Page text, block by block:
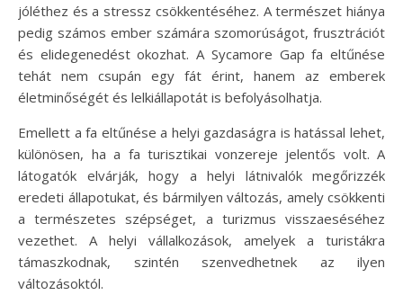
jóléthez és a stressz csökkentéséhez. A természet hiánya
pedig számos ember számára szomorúságot, frusztrációt
és elidegenedést okozhat. A Sycamore Gap fa eltűnése
tehát nem csupán egy fát érint, hanem az emberek
életminőségét és lelkiállapotát is befolyásolhatja.
Emellett a fa eltűnése a helyi gazdaságra is hatással lehet,
különösen, ha a fa turisztikai vonzereje jelentős volt. A
látogatók elvárják, hogy a helyi látnivalók megőrizzék
eredeti állapotukat, és bármilyen változás, amely csökkenti
a természetes szépséget, a turizmus visszaeséséhez
vezethet. A helyi vállalkozások, amelyek a turistákra
támaszkodnak, szintén szenvedhetnek az ilyen
változásoktól.